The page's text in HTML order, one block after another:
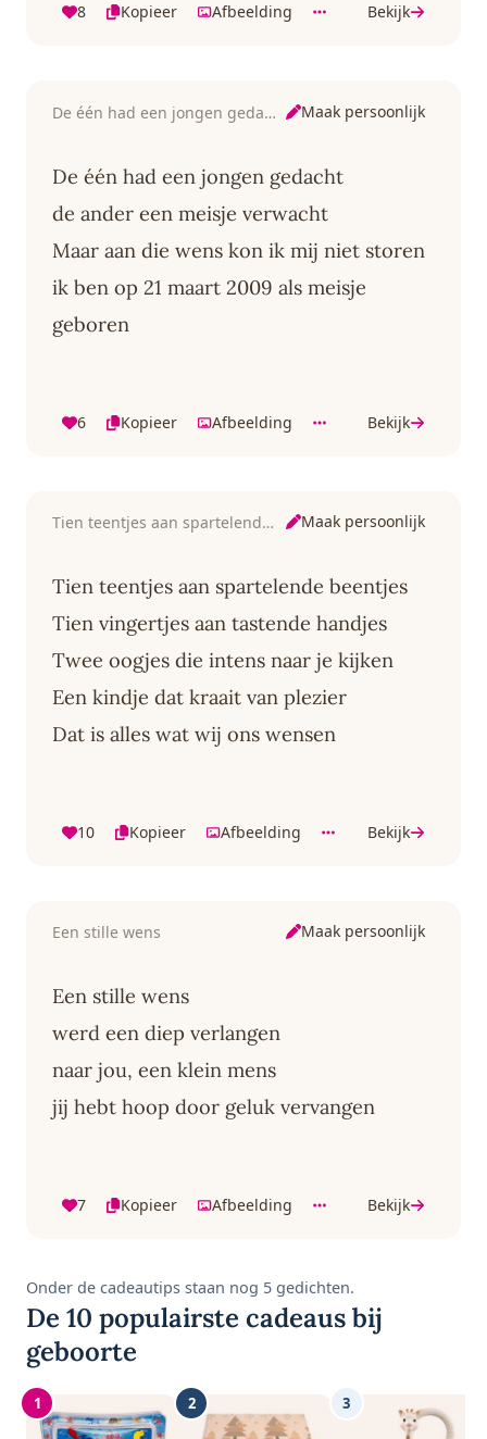
8 Kopieer Afbeelding Bekijk
De één had een jongen gedacht Maak persoonlijk
De één had een jongen gedacht
de ander een meisje verwacht
Maar aan die wens kon ik mij niet storen
ik ben op 21 maart 2009 als meisje
geboren
6 Kopieer Afbeelding Bekijk
Tien teentjes aan spartelende beentjes Maak persoonlijk
Tien teentjes aan spartelende beentjes
Tien vingertjes aan tastende handjes
Twee oogjes die intens naar je kijken
Een kindje dat kraait van plezier
Dat is alles wat wij ons wensen
10 Kopieer Afbeelding Bekijk
Een stille wens Maak persoonlijk
Een stille wens
werd een diep verlangen
naar jou, een klein mens
jij hebt hoop door geluk vervangen
7 Kopieer Afbeelding Bekijk
Onder de cadeautips staan nog 5 gedichten.
De 10 populairste cadeaus bij
geboorte
1 2 3